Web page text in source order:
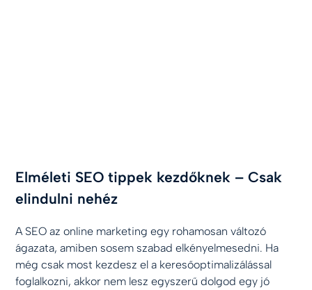
Elméleti SEO tippek kezdőknek – Csak
elindulni nehéz
A SEO az online marketing egy rohamosan változó
ágazata, amiben sosem szabad elkényelmesedni. Ha
még csak most kezdesz el a keresőoptimalizálással
foglalkozni, akkor nem lesz egyszerű dolgod egy jó